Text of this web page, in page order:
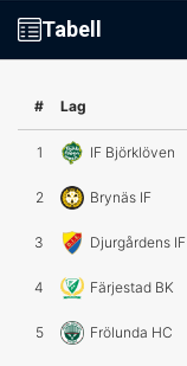
Tabell
# Lag
1 IF Björklöven
2 Brynäs IF
3 Djurgårdens IF
4 Färjestad BK
5 Frölunda HC